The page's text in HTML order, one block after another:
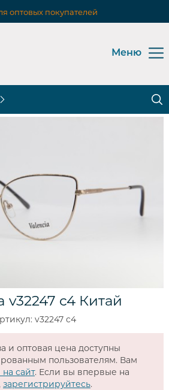
оптовых покупателей
Меню
v32247 c4 Китай
v32247 c4
и оптовая цена доступны
пользователям. Вам
сайт. Если вы впервые на
зарегистрируйтесь.